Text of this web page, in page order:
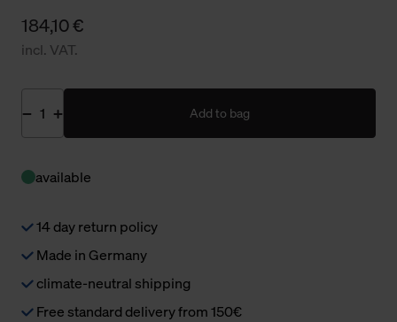
184,10 €
incl. VAT.
Add to bag
available
14 day return policy
Made in Germany
climate-neutral shipping
Free standard delivery from 150€